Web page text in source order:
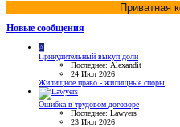
Приватная
Новые сообщения
A
Принудительный выкуп доли
Последнее: Alexandit
24 Июл 2026
Жилищное право - жилищные споры
Ошибка в трудовом договоре
Последнее: Lawyers
23 Июл 2026